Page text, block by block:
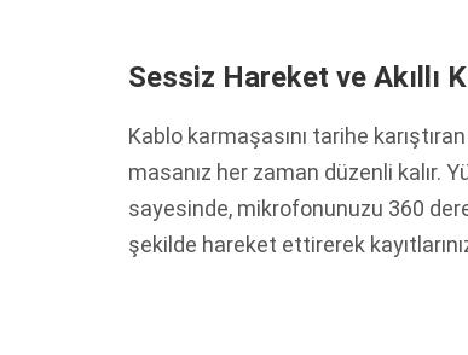
Sessiz Hareket ve Akıllı
Kablo karmaşasını tarihe
masanız her zaman düzenli kalır.
sayesinde, mikrofonunuzu 360
şekilde hareket ettirerek